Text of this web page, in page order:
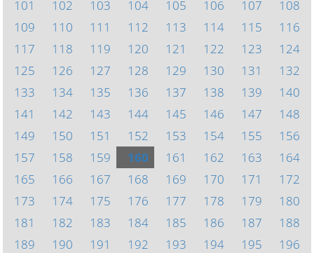
101
102 103 104 105 106 107
108
109
110 111 112 113 114 115
116
117
118 119 120 121 122 123
124
125
126 127 128 129 130 131
132
133
134 135 136 137 138 139
140
141
142 143 144 145 146 147
148
149
150 151 152 153 154 155
156
157
158 159 160 161 162 163
164
165
166 167 168 169 170 171
172
173
174 175 176 177 178 179
180
181
182 183 184 185 186 187
188
189
190 191 192 193 194 195
196